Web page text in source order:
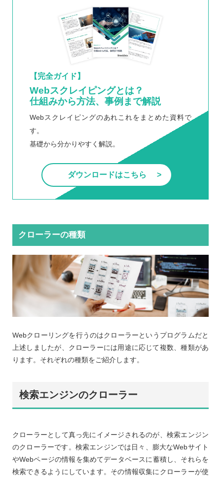
【完全ガイド】
Webスクレイピングとは？
仕組みから方法、事例まで解説
Webスクレイピングのあれこれをまとめた資料で
す。
基礎から分かりやすく解説。
ダウンロードはこちら
クローラーの種類
Webクローリングを行うのはクローラーというプログラムだと
上述しましたが、クローラーには用途に応じて複数、種類があ
ります。それぞれの種類をご紹介します。
検索エンジンのクローラー
クローラーとして真っ先にイメージされるのが、検索エンジン
のクローラーです。検索エンジンでは日々、膨大なWebサイト
やWebページの情報を集めてデータベースに蓄積し、それらを
検索できるようにしています。その情報収集にクローラーが使